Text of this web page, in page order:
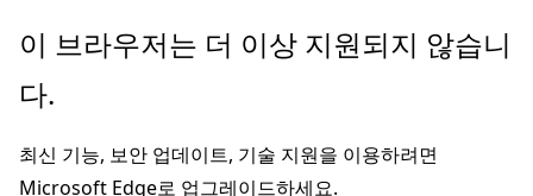
주
콘
츠
페
지
탐
이 브라우저는 더 이상 지원되지 않습니
다.
최신 기능, 보안 업데이트, 기술 지원을 이용하려면
Microsoft Edge로 업그레이드하세요.